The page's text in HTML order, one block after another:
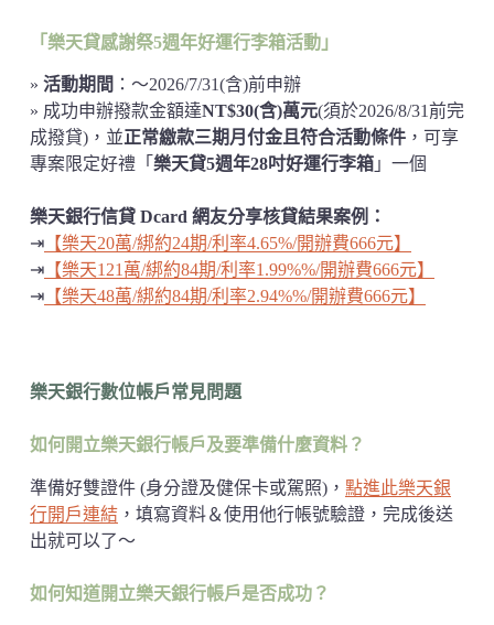
「樂天貸感謝祭5週年好運行李箱活動」
» 活動期間 ：～2026/7/31(含)前申辦
» 成功申辦撥款金額達NT$30(含)萬元(須於2026/8/31前完
成撥貸)，並正常繳款三期月付金且符合活動條件，可享
專案限定好禮「 樂天貸5週年28吋好運行李箱」一個
樂天銀行信貸 Dcard 網友分享核貸結果案例：
⇥【樂天20萬/綁約24期/利率4.65%/開辦費666元】
⇥【樂天121萬/綁約84期/利率1.99%%/開辦費666元】
⇥【樂天48萬/綁約84期/利率2.94%%/開辦費666元】
樂天銀行數位帳戶常見問題
如何開立樂天銀行帳戶及要準備什麼資料？
準備好雙證件 (身分證及健保卡或駕照)， 點進此樂天銀
行開戶連結，填寫資料＆使用他行帳號驗證，完成後送
出就可以了～
如何知道開立樂天銀行帳戶是否成功？